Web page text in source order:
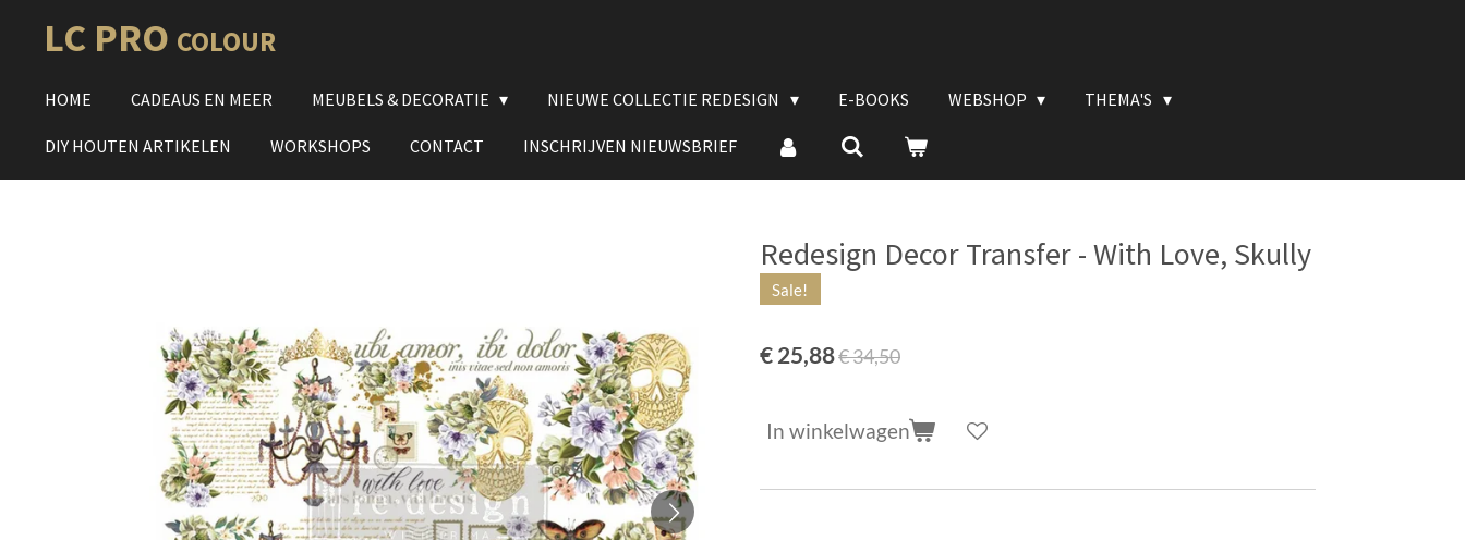
directLC PRO COLOUR
HOME CADEAUS EN MEER MEUBELS & DECORATIE NIEUWE COLLECTIE REDESIGN E-BOOKS WEBSHOP THEMA'S
DIY HOUTEN ARTIKELEN WORKSHOPS CONTACT INSCHRIJVEN NIEUWSBRIEF
Redesign Decor Transfer - With Love, Skully
Sale!
€ 25,88€ 34,50
In winkelwagen